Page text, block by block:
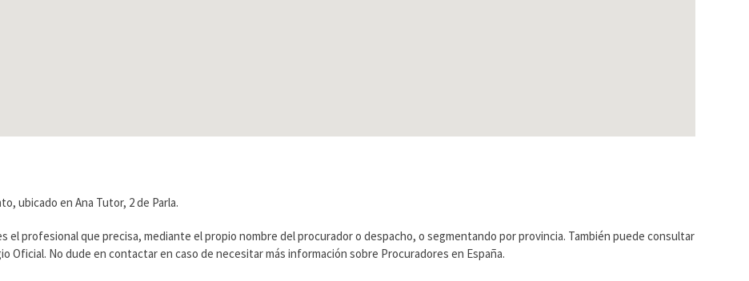
ubicado en Ana Tutor, 2 de Parla.
el profesional que precisa, mediante el propio nombre del procurador o despacho, o segmentando por provincia. También puede consultar
Oficial. No dude en contactar en caso de necesitar más información sobre Procuradores en España.